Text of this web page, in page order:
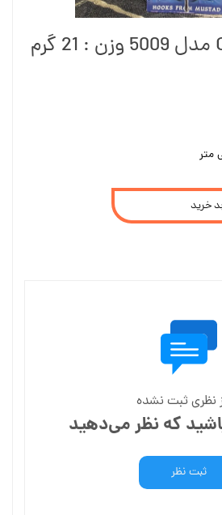
خرید
نظری ثبت نشده
که نظر می‌دهید
ثبت نظر